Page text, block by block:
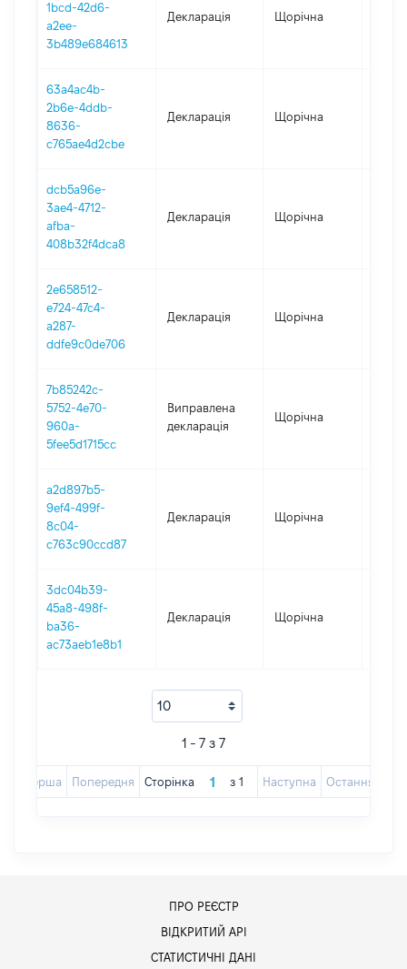
1bcd-42d6-
a2ee-
3b489e684613
Декларація Щорічна
63a4ac4b-
2b6e-4ddb-
8636-
c765ae4d2cbe
Декларація Щорічна
dcb5a96e-
3ae4-4712-
afba-
408b32f4dca8
Декларація Щорічна
2e658512-
e724-47c4-
a287-
ddfe9c0de706
Декларація Щорічна
7b85242c-
5752-4e70-
960a-
5fee5d1715cc
Виправлена
декларація
Щорічна
a2d897b5-
9ef4-499f-
8c04-
c763c90ccd87
Декларація Щорічна
3dc04b39-
45a8-498f-
ba36-
ac73aeb1e8b1
Декларація Щорічна
1 - 7 з 7
Перша Попередня Сторінка з 1 Наступна Остання
ПРО РЕЄСТР
ВІДКРИТИЙ АРІ
СТАТИСТИЧНІ ДАНІ